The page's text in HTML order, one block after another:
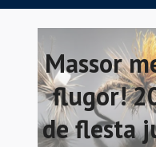
Massor
flugor!
de flesta